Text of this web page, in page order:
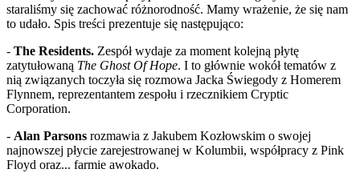
staraliśmy się zachować różnorodność. Mamy wrażenie, że się nam
to udało. Spis treści prezentuje się następująco:
- The Residents. Zespół wydaje za moment kolejną płytę
zatytułowaną The Ghost Of Hope. I to głównie wokół tematów z
nią związanych toczyła się rozmowa Jacka Świegody z Homerem
Flynnem, reprezentantem zespołu i rzecznikiem Cryptic
Corporation.
- Alan Parsons rozmawia z Jakubem Kozłowskim o swojej
najnowszej płycie zarejestrowanej w Kolumbii, współpracy z Pink
Floyd oraz... farmie awokado.